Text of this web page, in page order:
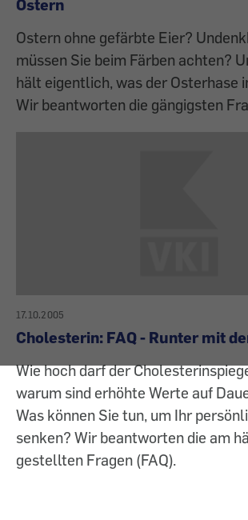
Ostern
Ostern ohne gefärbte Eier?
müssen Sie beim Färben achten?
hält eigentlich, was der Osterhase
Wir beantworten die gängigsten
17.10.2005
Cholesterin: FAQ - Runter mit
Wie hoch darf der
warum sind erhöhte Werte auf
Was können Sie tun, um Ihr
senken? Wir beantworten die am
gestellten Fragen (FAQ).